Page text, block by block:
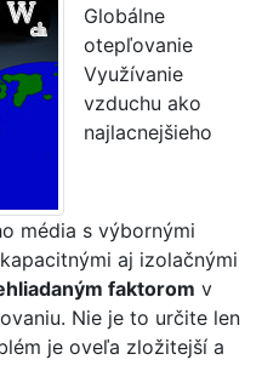
Globálne
otepľovanie
Využívanie
vzduchu ako
najlacnejšieho
média s výbornými
aj izolačnými
faktorom v
Nie je to určite len
je oveľa zložitejší a